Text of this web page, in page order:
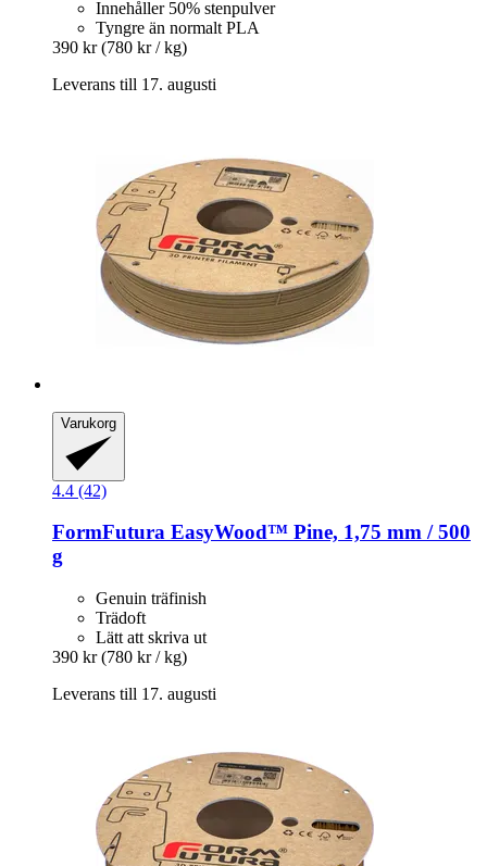
Innehåller 50% stenpulver
Tyngre än normalt PLA
390 kr (780 kr / kg)
Leverans till 17. augusti
Varukorg
4.4 (42)
FormFutura EasyWood™ Pine, 1,75 mm / 500
g
Genuin träfinish
Trädoft
Lätt att skriva ut
390 kr (780 kr / kg)
Leverans till 17. augusti